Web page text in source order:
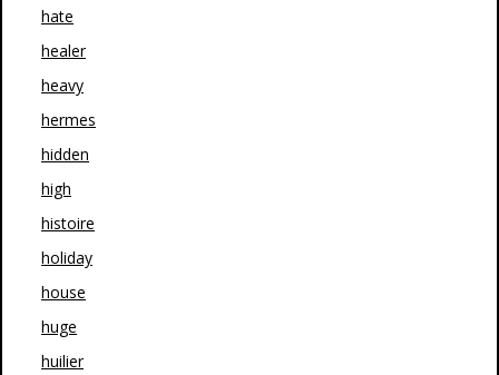
hate
healer
heavy
hermes
hidden
high
histoire
holiday
house
huge
huilier